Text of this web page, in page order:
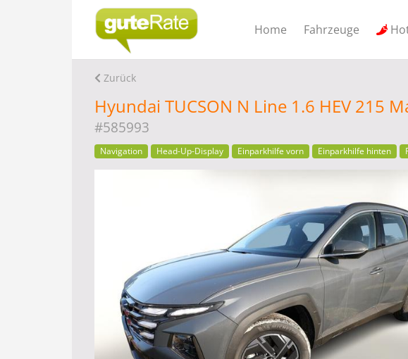
Home Fahrzeuge
Zurück
Hyundai TUCSON N Line 1.6 HEV 215
#585993
Navigation Head-Up-Display Einparkhilfe vorn Einparkhilfe hinten